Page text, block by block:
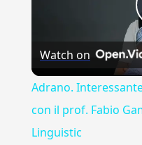
Watch on
Adrano.
con il prof. Fabio
Linguistic